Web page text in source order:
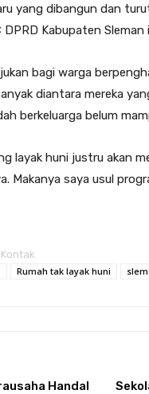
yang dibangun dan
Kabupaten Sleman
bagi warga
diantara mereka
berkeluarga belum
layak huni justru akan
Makanya saya usul
Kontak
Rumah tak layak huni
Handal